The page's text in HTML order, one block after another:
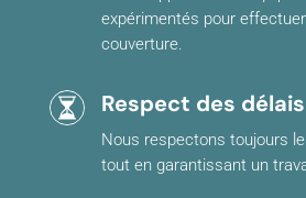
expérimentés pour
couverture.
Respect des délais
Nous respectons toujours
tout en garantissant un